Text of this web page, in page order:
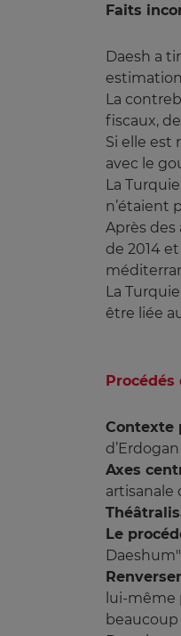
Faits
Daesh a
La
fiscaux,
Si elle est
avec le
La
n’étaient
Après
de 2014
La
être liée
Contexte
Axes
artisanale
Le
lui-même